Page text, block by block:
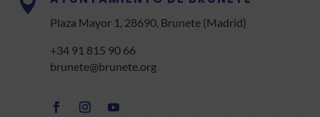
Plaza Mayor 1, 28690, Brunete (Madrid)
+34 91 815 90 66
brunete@brunete.org